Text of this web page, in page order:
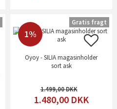
1%
Oyoy - SILIA magasinholder
sort ask
1.499,00
1.480,00 DKK
Gratis fragt